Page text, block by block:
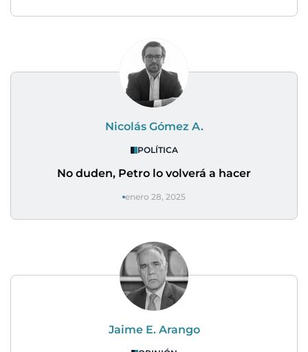
Nicolás Gómez A.
POLÍTICA
No duden, Petro lo volverá a hacer
enero 28, 2025
Jaime E. Arango